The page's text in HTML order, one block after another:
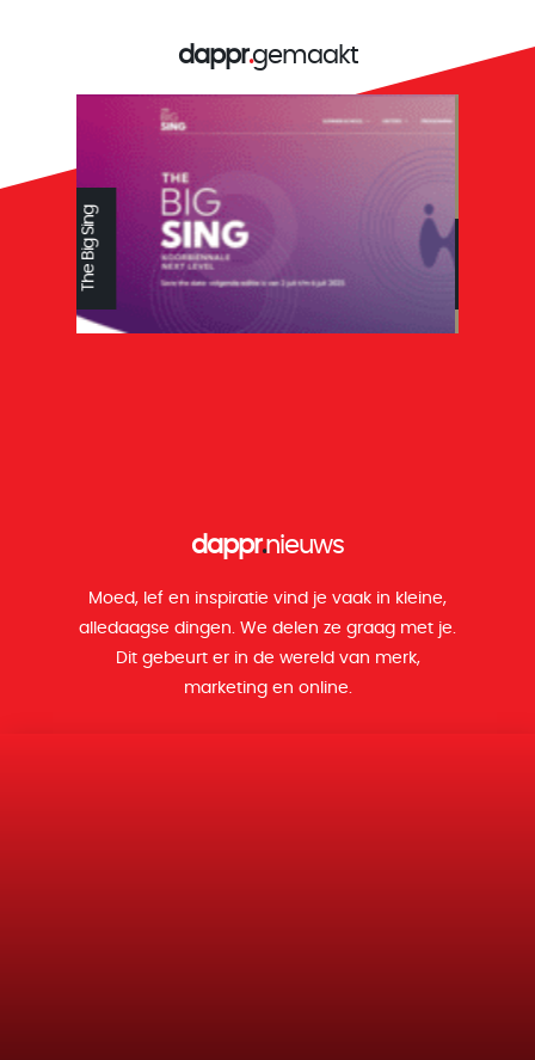
dappr.gemaakt
ZoBaby
dappr.nieuws
Moed, lef en inspiratie vind je vaak in kleine,
alledaagse dingen. We delen ze graag met je.
Dit gebeurt er in de wereld van merk,
marketing en online.